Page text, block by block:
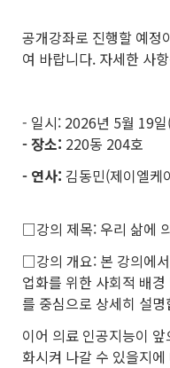
공개강좌로 진행할 예정
여 바랍니다. 자세한 사
- 일시: 2026년 5월 19
- 장소: 220동 204호
- 연사: 김동민(제이엘케
□강의 제목: 우리 삶에
□강의 개요: 본 강의에
업화를 위한 사회적 배
를 중심으로 상세히 설
이어 의료 인공지능이
화시켜 나갈 수 있을지